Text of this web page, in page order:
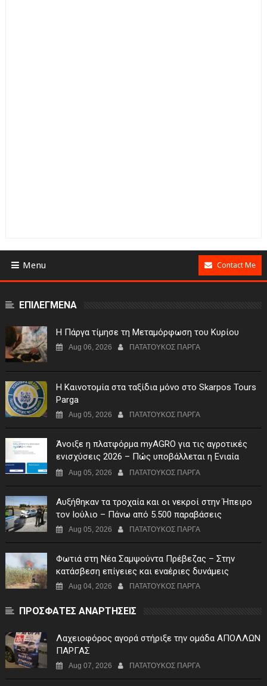
Menu Contact Me
ΕΠΙΛΕΓΜΕΝΑ
Η Πάργα τίμησε τη Μεταμόρφωση του Κυρίου
Aug 06, 2026 ΠΑΤΑΤΟΥΚΟΣ ΠΑΡΓΑ
Η Καινοτομία στα ταξίδια μόνο στο Skarpos Tours
Parga
Aug 05, 2026 ΠΑΤΑΤΟΥΚΟΣ ΠΑΡΓΑ
Άνοιξε η πλατφόρμα myAGRO για τις αγροτικές
ενισχύσεις 2026 – Πώς υποβάλλεται η Ενιαία
Αίτηση Ενίσχυσης
Aug 05, 2026 ΠΑΤΑΤΟΥΚΟΣ ΠΑΡΓΑ
Αυξήθηκαν τα τροχαία και οι νεκροί στην Ήπειρο
τον Ιούλιο – Πάνω από 5.500 παραβάσεις
Aug 05, 2026 ΠΑΤΑΤΟΥΚΟΣ ΠΑΡΓΑ
Φωτιά στη Νέα Σαμψούντα Πρέβεζας – Στην
κατάσβεση επίγειες και εναέριες δυνάμεις
Aug 04, 2026 ΠΑΤΑΤΟΥΚΟΣ ΠΑΡΓΑ
ΠΡΟΣΦΑΤΕΣ ΑΝΑΡΤΗΣΕΙΣ
Λαχειοφόρος αγορά στήριξε την ομάδα ΑΠΟΛΛΩΝ
ΠΑΡΓΑΣ
Aug 07, 2026 ΠΑΤΑΤΟΥΚΟΣ ΠΑΡΓΑ